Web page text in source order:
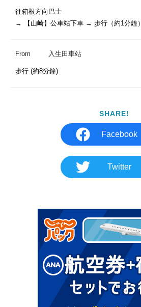
往箱根方向巴士
→ 【山崎】公車站下車 → 步行（約1分鐘）
From 入生田車站
步行 (約8分鐘)
SHARE!
Facebook
Twitter